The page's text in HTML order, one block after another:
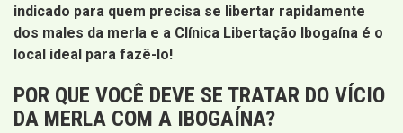
indicado para quem precisa se libertar rapidamente
dos males da merla e a Clínica Libertação Ibogaína é o
local ideal para fazê-lo!
POR QUE VOCÊ DEVE SE TRATAR DO VÍCIO
DA MERLA COM A IBOGAÍNA?